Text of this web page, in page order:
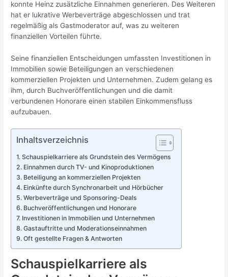
konnte Heinz zusätzliche Einnahmen generieren. Des Weiteren
hat er lukrative Werbeverträge abgeschlossen und trat
regelmäßig als Gastmoderator auf, was zu weiteren
finanziellen Vorteilen führte.
Seine finanziellen Entscheidungen umfassten Investitionen in
Immobilien sowie Beteiligungen an verschiedenen
kommerziellen Projekten und Unternehmen. Zudem gelang es
ihm, durch Buchveröffentlichungen und die damit
verbundenen Honorare einen stabilen Einkommensfluss
aufzubauen.
Inhaltsverzeichnis
Schauspielkarriere als Grundstein des Vermögens
Einnahmen durch TV- und Kinoproduktionen
Beteiligung an kommerziellen Projekten
Einkünfte durch Synchronarbeit und Hörbücher
Werbeverträge und Sponsoring-Deals
Buchveröffentlichungen und Honorare
Investitionen in Immobilien und Unternehmen
Gastauftritte und Moderationseinnahmen
Oft gestellte Fragen & Antworten
Schauspielkarriere als